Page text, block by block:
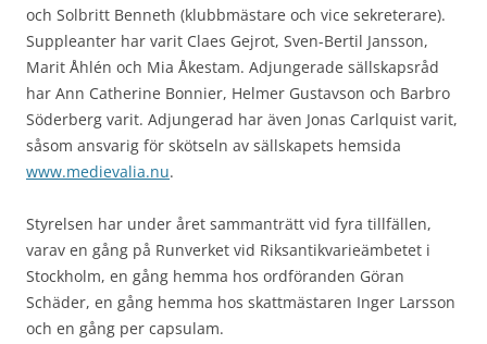
och Solbritt Benneth (klubbmästare och vice sekreterare).
Suppleanter har varit Claes Gejrot, Sven-Bertil Jansson,
Marit Åhlén och Mia Åkestam. Adjungerade sällskapsråd
har Ann Catherine Bonnier, Helmer Gustavson och Barbro
Söderberg varit. Adjungerad har även Jonas Carlquist varit,
såsom ansvarig för skötseln av sällskapets hemsida
www.medievalia.nu.
Styrelsen har under året sammanträtt vid fyra tillfällen,
varav en gång på Runverket vid Riksantikvarieämbetet i
Stockholm, en gång hemma hos ordföranden Göran
Schäder, en gång hemma hos skattmästaren Inger Larsson
och en gång per capsulam.